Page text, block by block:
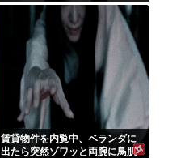
賃貸物件を内覧中、ベランダに
出たら突然ゾワッと両腕に鳥肌